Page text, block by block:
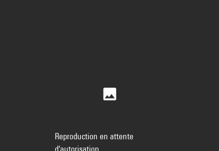
Reproduction en attente
d'autorisation